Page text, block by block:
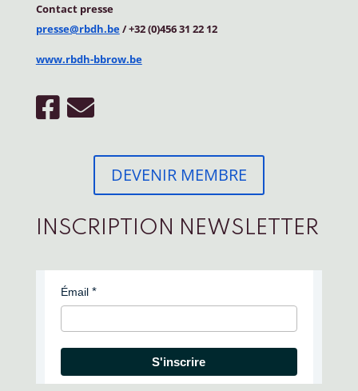
Contact presse
presse@rbdh.be/ +32 (0)456 31 22 12
www.rbdh-bbrow.be
DEVENIR MEMBRE
INSCRIPTION NEWSLETTER
Émail
S'inscrire